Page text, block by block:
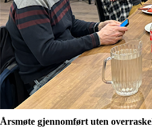
Årsmøte gjennomført uten